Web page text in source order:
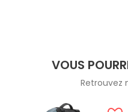
VOUS
Retrouvez